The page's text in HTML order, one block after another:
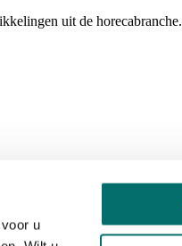
u
uit de horecabranche.